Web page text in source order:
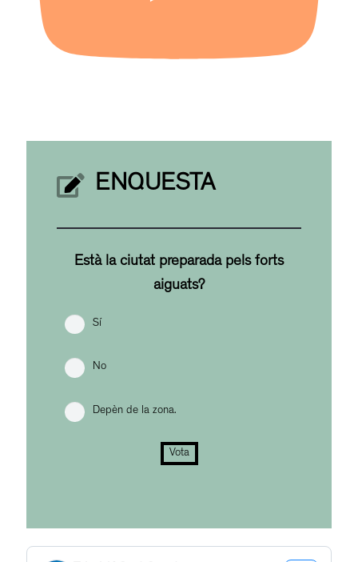
ENQUESTA
Està la ciutat preparada pels forts
aiguats?
Sí
No
Depèn de la zona.
Vota